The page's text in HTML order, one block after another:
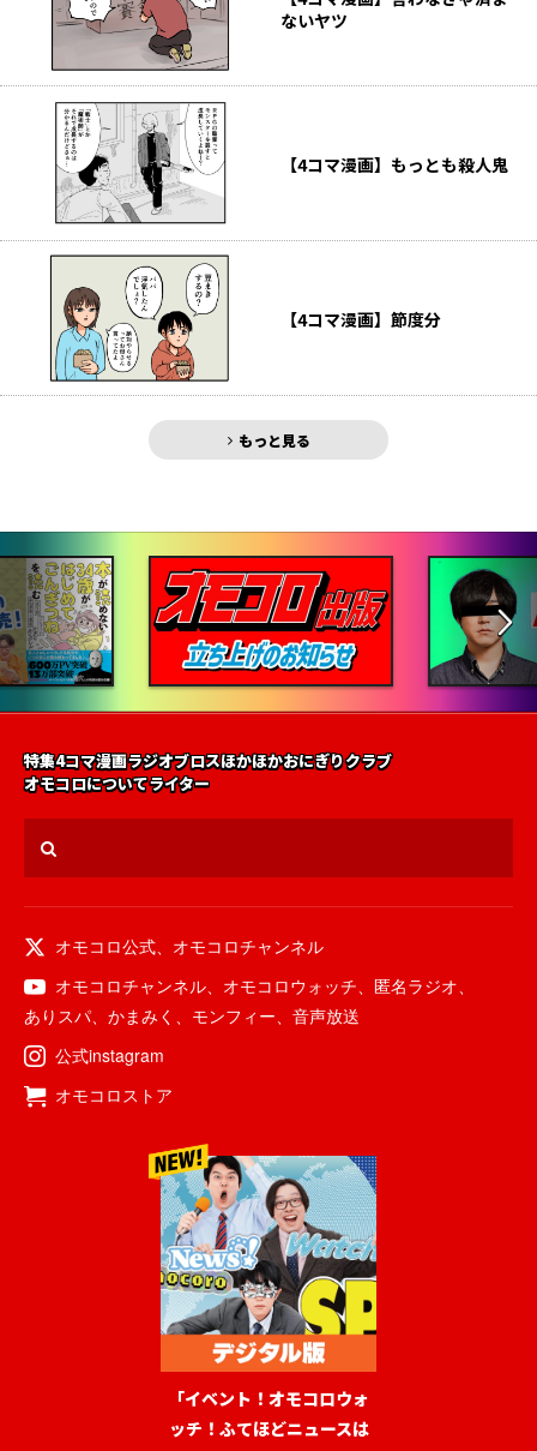
ないヤツ
【4コマ漫画】もっとも殺人鬼
【4コマ漫画】節度分
もっと見る
特集4コマ漫画ラジオブロスほかほかおにぎりクラブ
オモコロについてライター
オモコロ公式、 オモコロチャンネル
オモコロチャンネル、 オモコロウォッチ、 匿名ラジオ、
ありスパ、 かまみく 、 モンフィー、 音声放送
公式instagram
オモコロストア
「イベント！オモコロウォ
ッチ！ふてほどニュースは